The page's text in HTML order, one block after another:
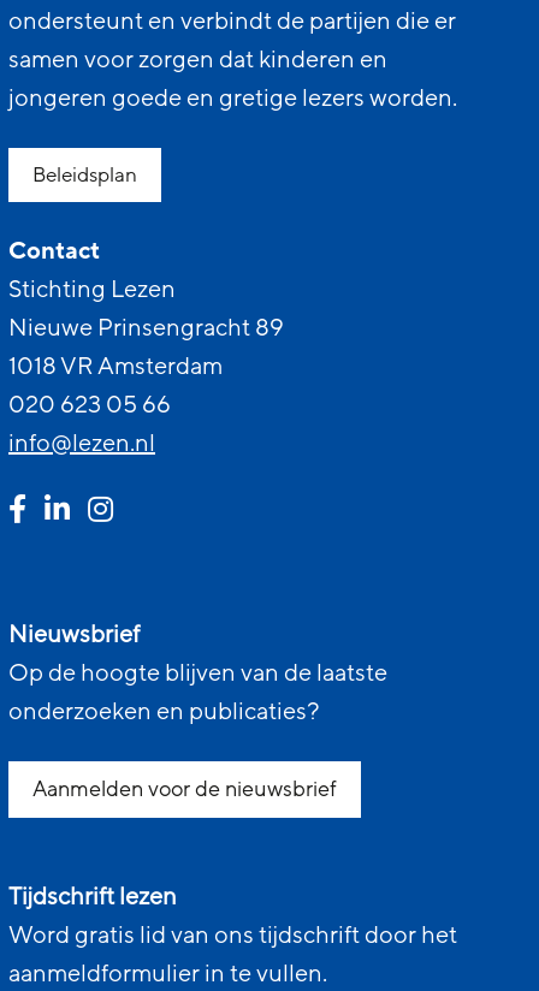
ondersteunt en verbindt de partijen die er
samen voor zorgen dat kinderen en
jongeren goede en gretige lezers worden.
Beleidsplan
Contact
Stichting Lezen
Nieuwe Prinsengracht 89
1018 VR Amsterdam
020 623 05 66
info@lezen.nl
Nieuwsbrief
Op de hoogte blijven van de laatste
onderzoeken en publicaties?
Aanmelden voor de nieuwsbrief
Tijdschrift lezen
Word gratis lid van ons tijdschrift door het
aanmeldformulier in te vullen.